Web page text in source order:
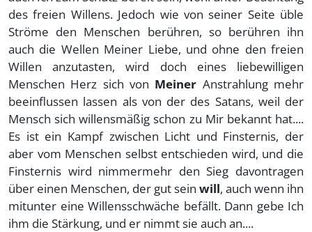
des freien Willens. Jedoch wie von seiner Seite üble
Ströme den Menschen berühren, so berühren ihn
auch die Wellen Meiner Liebe, und ohne den freien
Willen anzutasten, wird doch eines liebewilligen
Menschen Herz sich von Meiner Anstrahlung mehr
beeinflussen lassen als von der des Satans, weil der
Mensch sich willensmäßig schon zu Mir bekannt hat....
Es ist ein Kampf zwischen Licht und Finsternis, der
aber vom Menschen selbst entschieden wird, und die
Finsternis wird nimmermehr den Sieg davontragen
über einen Menschen, der gut sein will, auch wenn ihn
mitunter eine Willensschwäche befällt. Dann gebe Ich
ihm die Stärkung, und er nimmt sie auch an....